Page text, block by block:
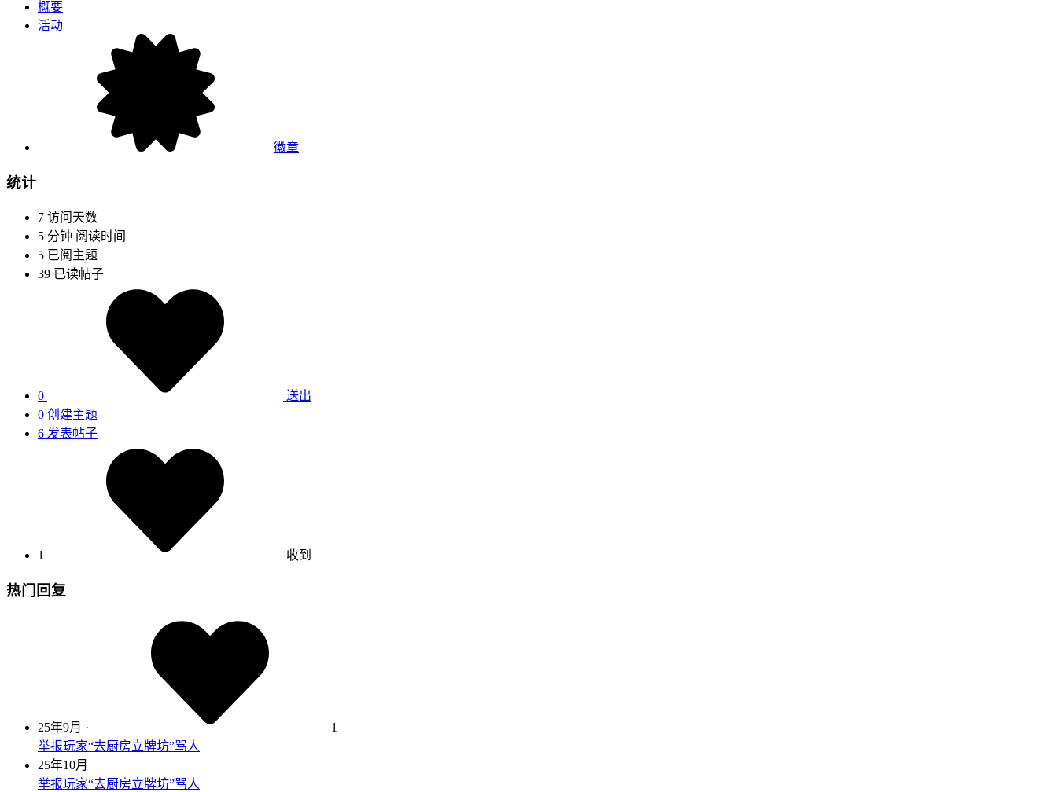
概要
活动
徽章
统计
7 访问天数
5 分钟 阅读时间
5 已阅主题
39 已读帖子
0
送出
0 创建主题
6 发表帖子
1 收到
热门回复
25年9月 ·
1
举报玩家“去厨房立牌坊”骂人
25年10月
举报玩家“去厨房立牌坊”骂人